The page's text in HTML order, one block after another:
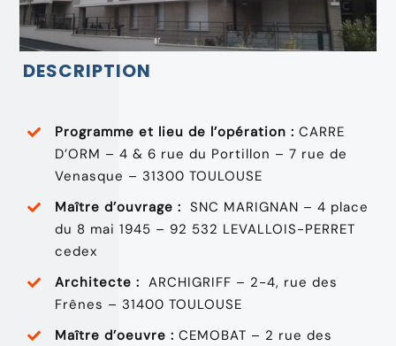
DESCRIPTION
Programme et lieu de l’opération :CARRE
D’ORM – 4 & 6 rue du Portillon – 7 rue de
Venasque – 31300 TOULOUSE
Maître d’ouvrage : SNC MARIGNAN – 4 place
du 8 mai 1945 – 92 532 LEVALLOIS-PERRET
cedex
Architecte : ARCHIGRIFF – 2-4, rue des
Frênes – 31400 TOULOUSE
Maître d’oeuvre :CEMOBAT – 2 rue des